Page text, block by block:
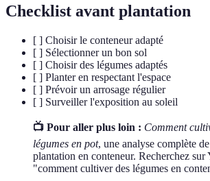
Checklist avant plantation
[ ] Choisir le conteneur adapté
[ ] Sélectionner un bon sol
[ ] Choisir des légumes adaptés
[ ] Planter en respectant l'espace
[ ] Prévoir un arrosage régulier
[ ] Surveiller l'exposition au soleil
📺 Pour aller plus loin : Comment
légumes en pot, une analyse complète
plantation en conteneur. Recherchez sur
"comment cultiver des légumes en